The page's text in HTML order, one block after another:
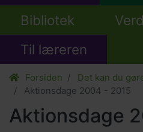
Bibliotek
Til læreren
Forsiden
Det kan du
Aktionsdage 2004 - 2015
Aktionsdage